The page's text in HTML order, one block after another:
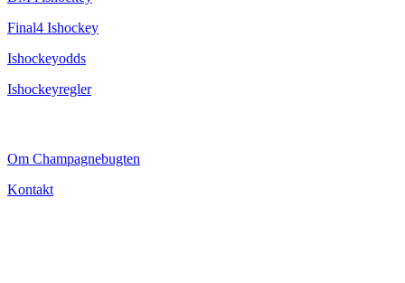
Final4 Ishockey
Ishockeyodds
Ishockeyregler
Om Champagnebugten
Kontakt